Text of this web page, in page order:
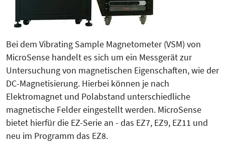
Bei dem Vibrating Sample Magnetometer (VSM) von
MicroSense handelt es sich um ein Messgerät zur
Untersuchung von magnetischen Eigenschaften, wie der
DC-Magnetisierung. Hierbei können je nach
Elektromagnet und Polabstand unterschiedliche
magnetische Felder eingestellt werden. MicroSense
bietet hierfür die EZ-Serie an - das EZ7, EZ9, EZ11 und
neu im Programm das EZ8.